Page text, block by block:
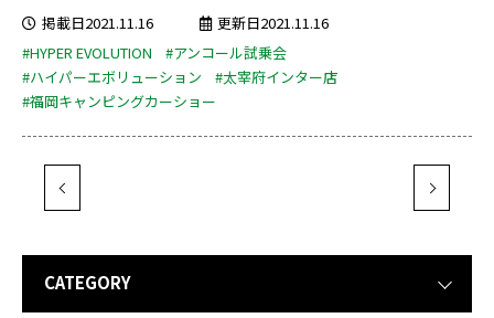
掲載日2021.11.16
更新日2021.11.16
#HYPER EVOLUTION
#アンコール試乗会
#ハイパーエボリューション
#太宰府インター店
#福岡キャンピングカーショー
CATEGORY